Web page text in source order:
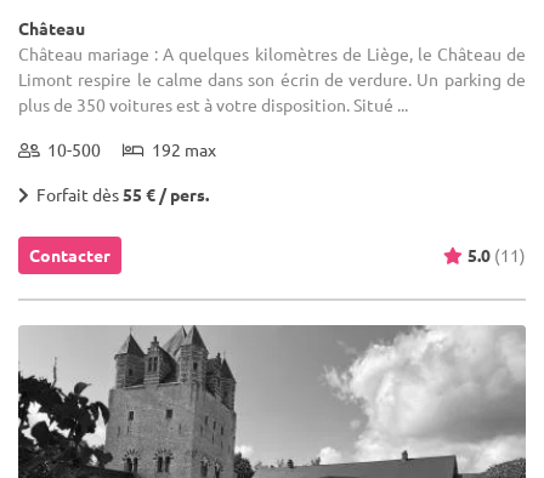
Château
Château mariage : A quelques kilomètres de Liège, le Château de
Limont respire le calme dans son écrin de verdure. Un parking de
plus de 350 voitures est à votre disposition. Situé ...
10-500 192 max
Forfait dès55 € / pers.
Contacter 5.0 (11)